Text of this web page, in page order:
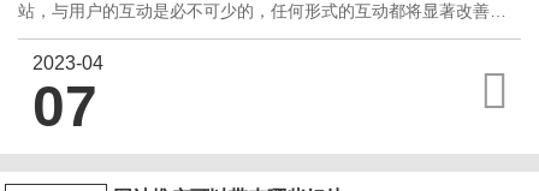
站，与用户的互动是必不可少的，任何形式的互动都将显著改善用
户体验。无论是什么类型的体验，如果只是用户访问网站的单向传
播方式，用户体验都不会超过有*交互的网站。如何增加与用户的互
动?例如，在网站上填写联系信息、客户服务和其他入口点是与用户
真正沟通和互动的更直接的方式。此外，网站还可以根据用户的反
2023-04
07